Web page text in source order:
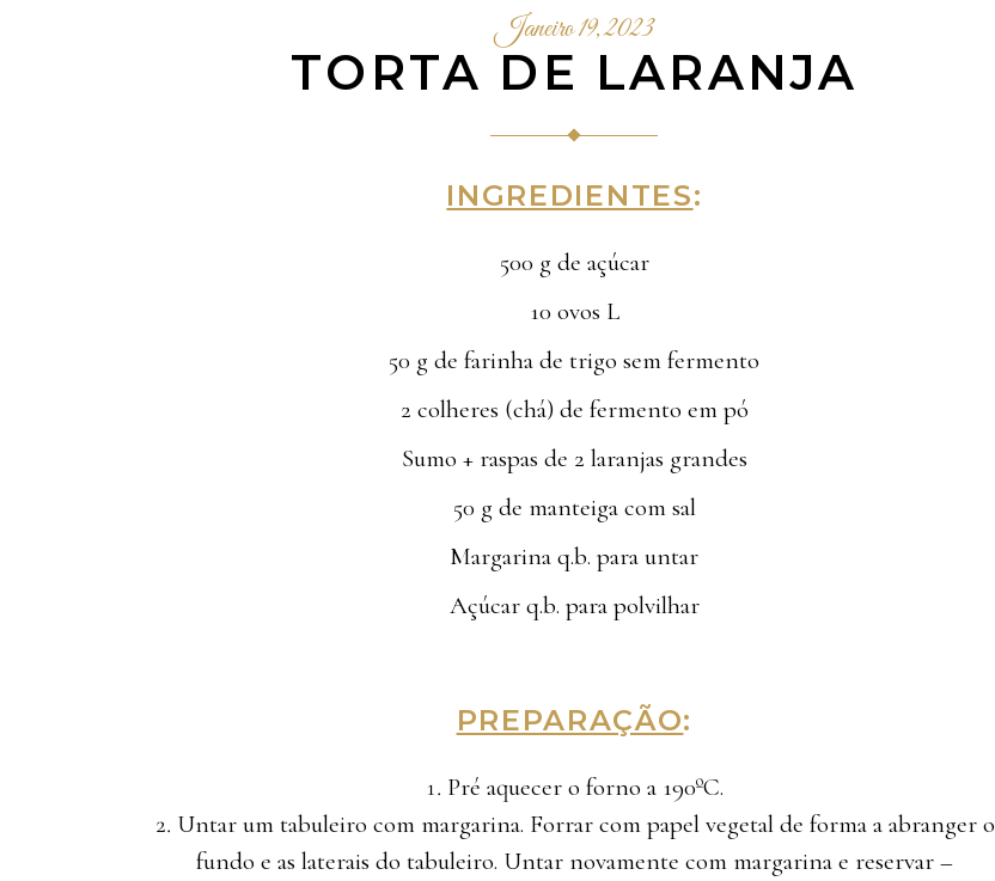
Janeiro 19, 2023
TORTA DE LARANJA
INGREDIENTES:
500 g de açúcar
10 ovos L
50 g de farinha de trigo sem fermento
2 colheres (chá) de fermento em pó
Sumo + raspas de 2 laranjas grandes
50 g de manteiga com sal
Margarina q.b. para untar
Açúcar q.b. para polvilhar
PREPARAÇÃO:
Pré aquecer o forno a 190ºC.
Untar um tabuleiro com margarina. Forrar com papel vegetal de forma a abranger o
fundo e as laterais do tabuleiro. Untar novamente com margarina e reservar –